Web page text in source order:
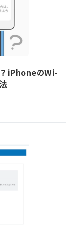
？iPhoneのWi-